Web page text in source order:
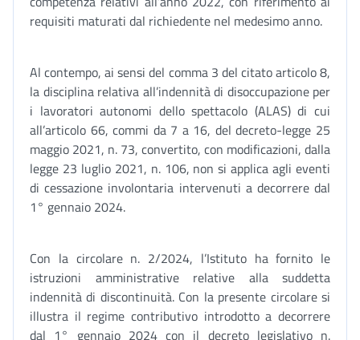
requisiti maturati dal richiedente nel medesimo anno.
Al contempo, ai sensi del comma 3 del citato articolo 8,
la disciplina relativa all’indennità di disoccupazione per
i lavoratori autonomi dello spettacolo (ALAS) di cui
all’articolo 66, commi da 7 a 16, del decreto-legge 25
maggio 2021, n. 73, convertito, con modificazioni, dalla
legge 23 luglio 2021, n. 106, non si applica agli eventi
di cessazione involontaria intervenuti a decorrere dal
1° gennaio 2024.
Con la circolare n. 2/2024, l’Istituto ha fornito le
istruzioni amministrative relative alla suddetta
indennità di discontinuità. Con la presente circolare si
illustra il regime contributivo introdotto a decorrere
dal 1° gennaio 2024 con il decreto legislativo n.